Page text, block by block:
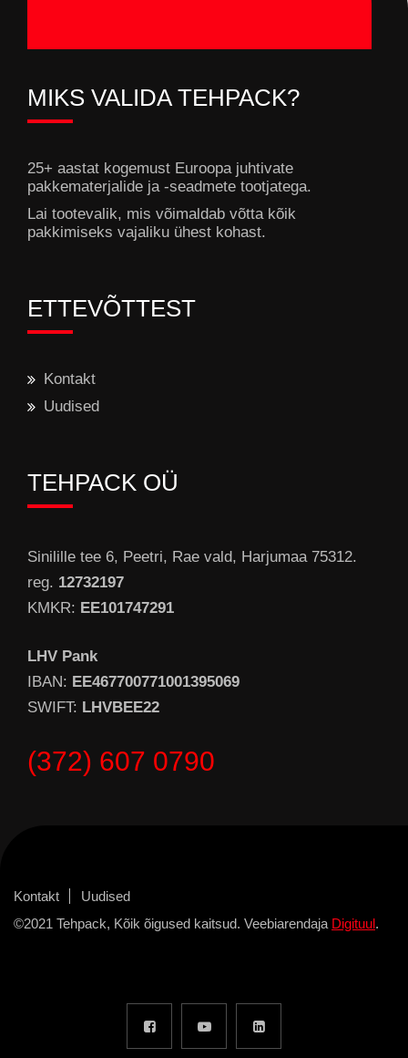
MIKS VALIDA TEHPACK?
25+ aastat kogemust Euroopa juhtivate
pakkematerjalide ja -seadmete tootjatega.
Lai tootevalik, mis võimaldab võtta kõik
pakkimiseks vajaliku ühest kohast.
ETTEVÕTTEST
Kontakt
Uudised
TEHPACK OÜ
Sinilille tee 6, Peetri, Rae vald, Harjumaa 75312.
reg. 12732197
KMKR: EE101747291
LHV Pank
IBAN: EE467700771001395069
SWIFT: LHVBEE22
(372) 607 0790
Kontakt
Uudised
©2021 Tehpack, Kõik õigused kaitsud. Veebiarendaja Digituul.